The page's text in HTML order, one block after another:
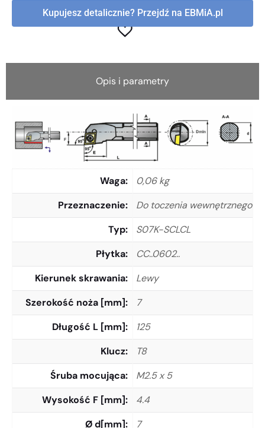
Kupujesz detalicznie? Przejdź na EBMiA.pl
Opis i parametry
Waga
0,06 kg
Przeznaczenie
Do toczenia wewnętrznego
Typ
S07K-SCLCL
Płytka
CC..0602..
Kierunek skrawania
Lewy
Szerokość noża [mm]
7
Długość L [mm]
125
Klucz
T8
Śruba mocująca
M2.5 x 5
Wysokość F [mm]
4.4
Ø d[mm]
7